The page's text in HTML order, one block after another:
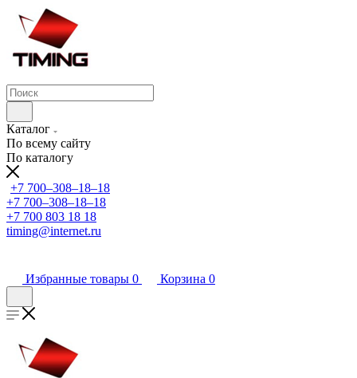
Каталог
По всему сайту
По каталогу
+7 700‒308‒18‒18
+7 700‒308‒18‒18
+7 700 803 18 18
timing@internet.ru
Избранные товары 0 Корзина 0